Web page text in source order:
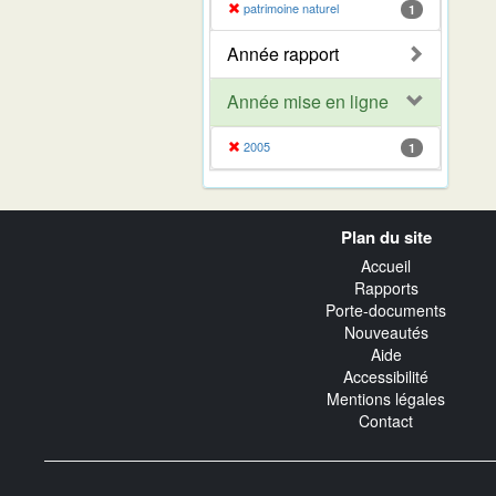
patrimoine naturel 1
Année rapport
Année mise en ligne
2005 1
Plan du site
Accueil
Rapports
Porte-documents
Nouveautés
Aide
Accessibilité
Mentions légales
Contact